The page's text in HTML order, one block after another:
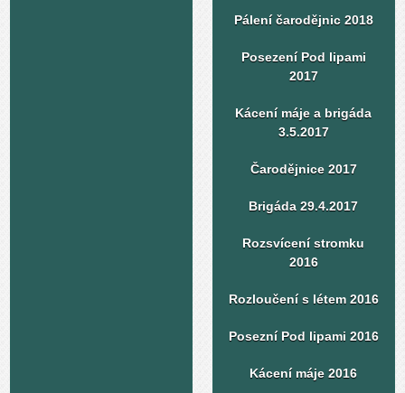
Pálení čarodějnic 2018
Posezení Pod lipami
2017
Kácení máje a brigáda
3.5.2017
Čarodějnice 2017
Brigáda 29.4.2017
Rozsvícení stromku
2016
Rozloučení s létem 2016
Posezní Pod lipami 2016
Kácení máje 2016